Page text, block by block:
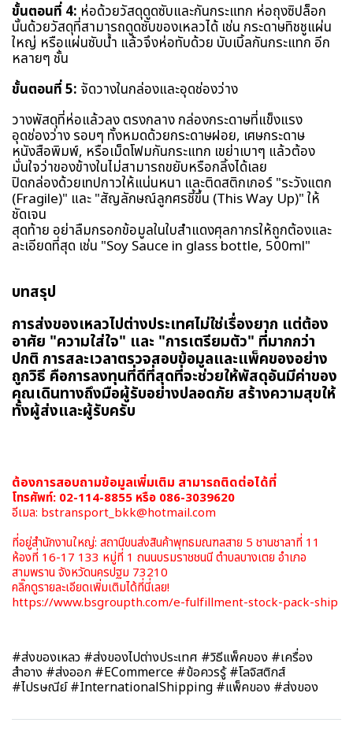
ขั้นตอนที่ 4: ห่อด้วยวัสดุดูดซับและกันกระแทก ห่อถุงซิปล็อก
นั้นด้วยวัสดุที่สามารถดูดซับของเหลวได้ เช่น กระดาษทิชชูแผ่น
ใหญ่ หรือแผ่นซับน้ำ แล้วจึงห่อทับด้วย บับเบิ้ลกันกระแทก อีก
หลายๆ ชั้น
ขั้นตอนที่ 5: จัดวางในกล่องและอุดช่องว่าง
วางพัสดุที่ห่อแล้วลง ตรงกลาง กล่องกระดาษที่แข็งแรง
อุดช่องว่าง รอบๆ ทั้งหมดด้วยกระดาษฝอย, เศษกระดาษ
หนังสือพิมพ์, หรือเม็ดโฟมกันกระแทก เขย่าเบาๆ แล้วต้อง
มั่นใจว่าของข้างในไม่สามารถขยับหรือกลิ้งได้เลย
ปิดกล่องด้วยเทปกาวให้แน่นหนา และติดสติกเกอร์ "ระวังแตก
(Fragile)" และ "สัญลักษณ์ลูกศรชี้ขึ้น (This Way Up)" ให้
ชัดเจน
สุดท้าย อย่าลืมกรอกข้อมูลในใบสำแดงศุลกากรให้ถูกต้องและ
ละเอียดที่สุด เช่น "Soy Sauce in glass bottle, 500ml"
บทสรุป
การส่งของเหลวไปต่างประเทศไม่ใช่เรื่องยาก แต่ต้อง
อาศัย "ความใส่ใจ" และ "การเตรียมตัว" ที่มากกว่า
ปกติ การสละเวลาตรวจสอบข้อมูลและแพ็คของอย่าง
ถูกวิธี คือการลงทุนที่ดีที่สุดที่จะช่วยให้พัสดุอันมีค่าของ
คุณเดินทางถึงมือผู้รับอย่างปลอดภัย สร้างความสุขให้
ทั้งผู้ส่งและผู้รับครับ
ต้องการสอบถามข้อมูลเพิ่มเติม สามารถติดต่อได้ที่
โทรศัพท์: 02-114-8855 หรือ 086-3039620
อีเมล: bstransport_bkk@hotmail.com
ที่อยู่สำนักงานใหญ่: สถานีขนส่งสินค้าพุทธมณฑลสาย 5 ชานชาลาที่ 11
ห้องที่ 16-17 133 หมู่ที่ 1 ถนนบรมราชชนนี ตำบลบางเตย อำเภอ
สามพราน จังหวัดนครปฐม 73210
คลิ๊กดูรายละเอียดเพิ่มเติมได้ที่นี่เลย!
https://www.bsgroupth.com/e-fulfillment-stock-pack-ship
#ส่งของเหลว #ส่งของไปต่างประเทศ #วิธีแพ็คของ #เครื่อง
สำอาง #ส่งออก #ECommerce #ข้อควรรู้ #โลจิสติกส์
#ไปรษณีย์ #InternationalShipping #แพ็คของ #ส่งของ